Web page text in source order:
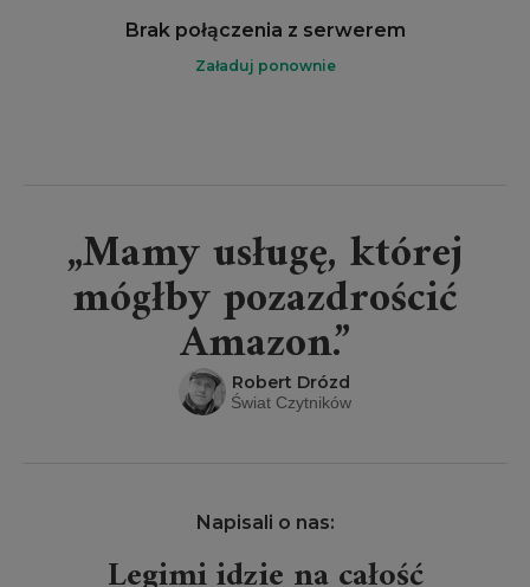
Brak połączenia z serwerem
Załaduj ponownie
„Mamy usługę, której
mógłby pozazdrościć
Amazon.”
Robert Drózd
Świat Czytników
Napisali o nas: